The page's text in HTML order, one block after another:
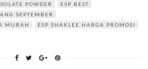
POWDER
ESP BEST
SEPTEMBER
MURAH
ESP SHAKLEE HARGA PROMOSI